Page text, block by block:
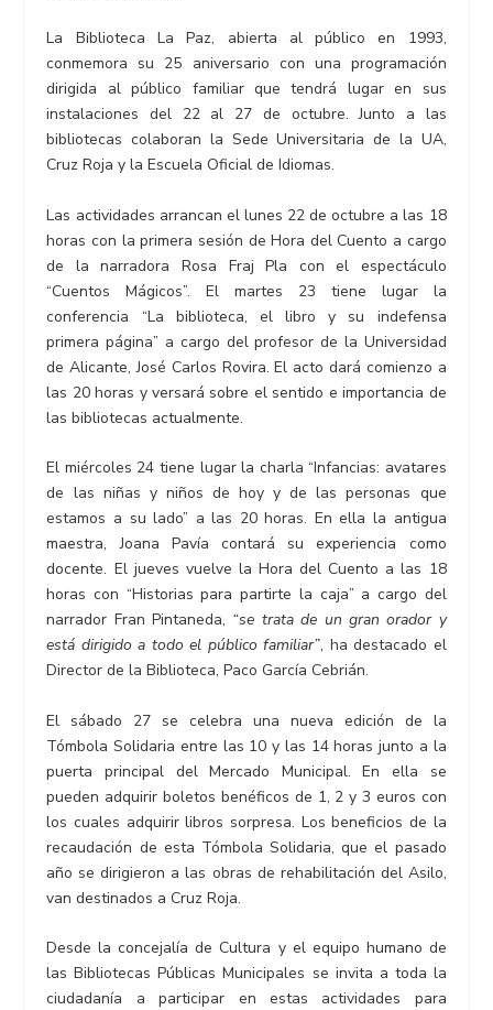
La Biblioteca La Paz, abierta al público en 1993,
conmemora su 25 aniversario con una programación
dirigida al público familiar que tendrá lugar en sus
instalaciones del 22 al 27 de octubre. Junto a las
bibliotecas colaboran la Sede Universitaria de la UA,
Cruz Roja y la Escuela Oficial de Idiomas.
Las actividades arrancan el lunes 22 de octubre a las 18
horas con la primera sesión de Hora del Cuento a cargo
de la narradora Rosa Fraj Pla con el espectáculo
“Cuentos Mágicos”. El martes 23 tiene lugar la
conferencia “La biblioteca, el libro y su indefensa
primera página” a cargo del profesor de la Universidad
de Alicante, José Carlos Rovira. El acto dará comienzo a
las 20 horas y versará sobre el sentido e importancia de
las bibliotecas actualmente.
El miércoles 24 tiene lugar la charla “Infancias: avatares
de las niñas y niños de hoy y de las personas que
estamos a su lado” a las 20 horas. En ella la antigua
maestra, Joana Pavía contará su experiencia como
docente. El jueves vuelve la Hora del Cuento a las 18
horas con “Historias para partirte la caja” a cargo del
narrador Fran Pintaneda, “se trata de un gran orador y
está dirigido a todo el público familiar”, ha destacado el
Director de la Biblioteca, Paco García Cebrián.
El sábado 27 se celebra una nueva edición de la
Tómbola Solidaria entre las 10 y las 14 horas junto a la
puerta principal del Mercado Municipal. En ella se
pueden adquirir boletos benéficos de 1, 2 y 3 euros con
los cuales adquirir libros sorpresa. Los beneficios de la
recaudación de esta Tómbola Solidaria, que el pasado
año se dirigieron a las obras de rehabilitación del Asilo,
van destinados a Cruz Roja.
Desde la concejalía de Cultura y el equipo humano de
las Bibliotecas Públicas Municipales se invita a toda la
ciudadanía a participar en estas actividades para